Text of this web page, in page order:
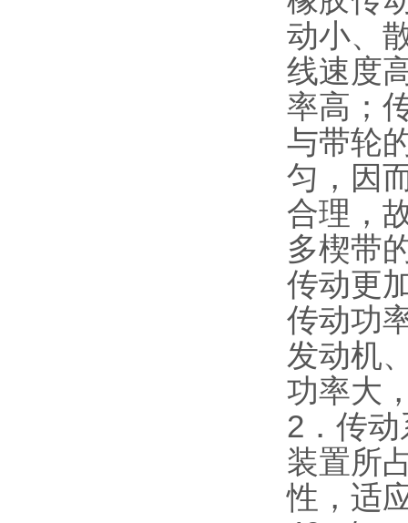
动小、
线速度
率高；
与带轮
匀，因
合理，
多楔带
传动更
传动功
发动机
功率大
2．传
装置所
性，适